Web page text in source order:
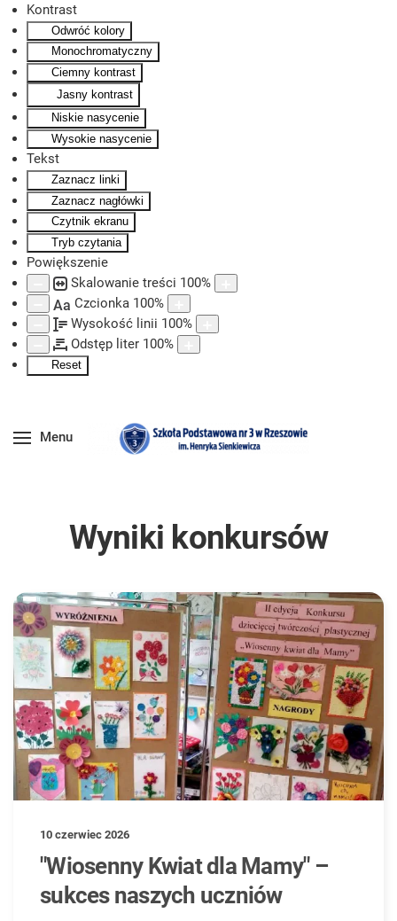
Kontrast
Odwróć kolory
Monochromatyczny
Ciemny kontrast
Jasny kontrast
Niskie nasycenie
Wysokie nasycenie
Tekst
Zaznacz linki
Zaznacz nagłówki
Czytnik ekranu
Tryb czytania
Powiększenie
Skalowanie treści 100%
Aa Czcionka 100%
Wysokość linii 100%
Odstęp liter 100%
Reset
Skip to main content
Menu
Wyniki konkursów
10 czerwiec 2026
"Wiosenny Kwiat dla Mamy" –
sukces naszych uczniów